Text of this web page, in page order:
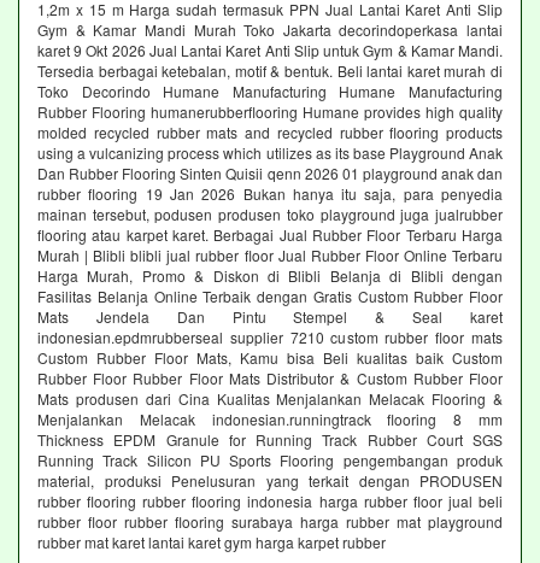
1,2m x 15 m Harga sudah termasuk PPN Jual Lantai Karet Anti Slip
Gym & Kamar Mandi Murah Toko Jakarta decorindoperkasa lantai
karet 9 Okt 2026 Jual Lantai Karet Anti Slip untuk Gym & Kamar Mandi.
Tersedia berbagai ketebalan, motif & bentuk. Beli lantai karet murah di
Toko Decorindo Humane Manufacturing Humane Manufacturing
Rubber Flooring humanerubberflooring Humane provides high quality
molded recycled rubber mats and recycled rubber flooring products
using a vulcanizing process which utilizes as its base Playground Anak
Dan Rubber Flooring Sinten Quisii qenn 2026 01 playground anak dan
rubber flooring 19 Jan 2026 Bukan hanya itu saja, para penyedia
mainan tersebut, podusen produsen toko playground juga jualrubber
flooring atau karpet karet. Berbagai Jual Rubber Floor Terbaru Harga
Murah | Blibli blibli jual rubber floor Jual Rubber Floor Online Terbaru
Harga Murah, Promo & Diskon di Blibli Belanja di Blibli dengan
Fasilitas Belanja Online Terbaik dengan Gratis Custom Rubber Floor
Mats Jendela Dan Pintu Stempel & Seal karet
indonesian.epdmrubberseal supplier 7210 custom rubber floor mats
Custom Rubber Floor Mats, Kamu bisa Beli kualitas baik Custom
Rubber Floor Rubber Floor Mats Distributor & Custom Rubber Floor
Mats produsen dari Cina Kualitas Menjalankan Melacak Flooring &
Menjalankan Melacak indonesian.runningtrack flooring 8 mm
Thickness EPDM Granule for Running Track Rubber Court SGS
Running Track Silicon PU Sports Flooring pengembangan produk
material, produksi Penelusuran yang terkait dengan PRODUSEN
rubber flooring rubber flooring indonesia harga rubber floor jual beli
rubber floor rubber flooring surabaya harga rubber mat playground
rubber mat karet lantai karet gym harga karpet rubber